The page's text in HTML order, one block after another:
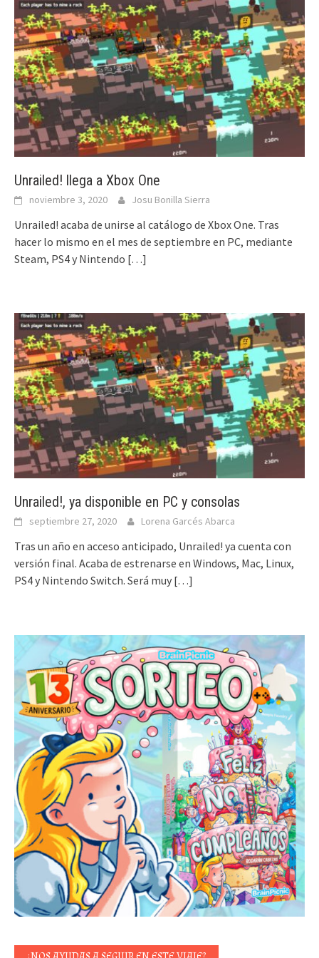
Unrailed! llega a Xbox One
noviembre 3, 2020 Josu Bonilla Sierra
Unrailed! acaba de unirse al catálogo de Xbox One. Tras
hacer lo mismo en el mes de septiembre en PC, mediante
Steam, PS4 y Nintendo […]
Unrailed!, ya disponible en PC y consolas
septiembre 27, 2020 Lorena Garcés Abarca
Tras un año en acceso anticipado, Unrailed! ya cuenta con
versión final. Acaba de estrenarse en Windows, Mac, Linux,
PS4 y Nintendo Switch. Será muy […]